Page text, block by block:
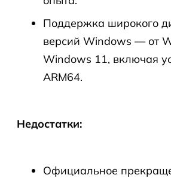
Поддержка широкого
версий Windows — от
Windows 11, включая
ARM64.
Недостатки:
Официальное